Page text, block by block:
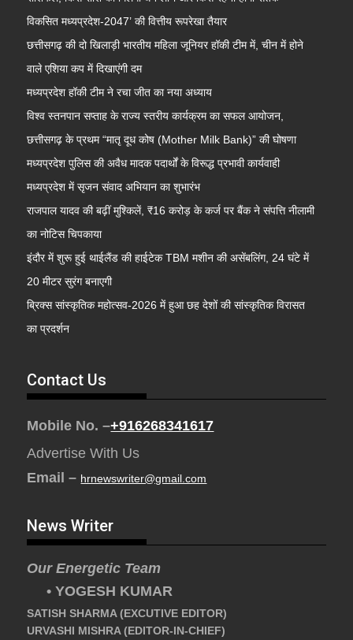
विकसित मध्यप्रदेश-2047’ की वित्तीय रूपरेखा तैयार
छत्तीसगढ़ की दो खिलाड़ी भारतीय महिला जूनियर हॉकी टीम में, चीन में होने
वाले एशिया कप में दिखाएंगी दम
मध्यप्रदेश हॉकी टीम ने रचा जीत का नया अध्याय
विश्व स्तनपान सप्ताह के राज्य स्तरीय कार्यक्रम का सफल आयोजन,
छत्तीसगढ़ के प्रथम “मातृ दूध कोष (Mother Milk Bank)” की घोषणा
मध्यप्रदेश पुलिस की अवैध मादक पदार्थों के विरूद्ध प्रभावी कार्यवाही
मध्यप्रदेश में सृजन संवाद अभियान का शुभारंभ
राजपाल यादव की बढ़ीं मुश्किलें, ₹16 करोड़ के कर्ज पर बैंक ने संपत्ति नीलामी
का नोटिस चिपकाया
इंदौर में शुरू हुई थाईलैंड की हाईटेक TBM मशीन की असेंबलिंग, 24 घंटे में
20 मीटर सुरंग बनाएगी
ब्रिक्स सांस्कृतिक महोत्सव-2026 में हुआ छह देशों की सांस्कृतिक विरासत
का प्रदर्शन
Contact Us
Mobile No. –+916268341617
Advertise With Us
Email – hrnewswriter@gmail.com
News Writer
Our Energetic Team
• YOGESH KUMAR
SATISH SHARMA (EXCUTIVE EDITOR)
URVASHI MISHRA (EDITOR-IN-CHIEF)